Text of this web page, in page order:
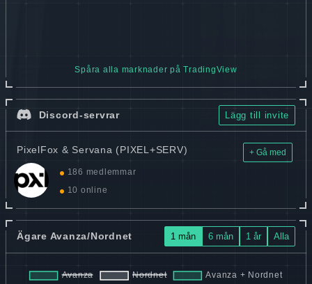
Spåra alla marknader på TradingView
Discord-servrar Lägg till invite
PixelFox & Servana (PIXEL+SERV)
186 medlemmar
10 online
+ Gå med
Ägare Avanza/Nordnet 1 mån 6 mån 1 år Alla